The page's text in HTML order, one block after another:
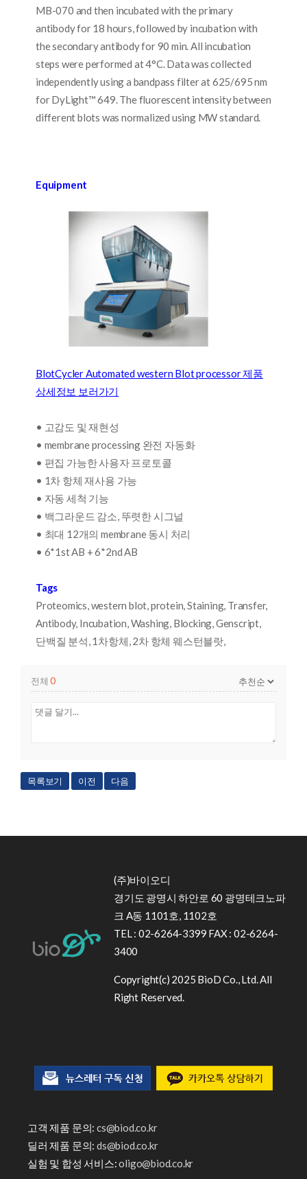
MB-070 and then incubated with the primary
antibody for 18 hours, followed by incubation with
the secondary antibody for 90 min. All incubation
steps were performed at 4°C. Data was collected
independently using a bandpass filter at 625/695 nm
for DyLight™ 649. The fluorescent intensity between
different blots was normalized using MW standard.
Equipment
BlotCycler Automated western Blot processor 제품
상세정보 보러가기
• 고감도 및 재현성
• membrane processing 완전 자동화
• 편집 가능한 사용자 프로토콜
• 1차 항체 재사용 가능
• 자동 세척 기능
• 백그라운드 감소, 뚜렷한 시그널
• 최대 12개의 membrane 동시 처리
• 6*1st AB + 6*2nd AB
Tags
Proteomics, western blot, protein, Staining, Transfer,
Antibody, Incubation, Washing, Blocking, Genscript,
단백질 분석, 1차항체, 2차 항체 웨스턴블랏,
전체0
목록보기 이전 다음
(주)바이오디
경기도 광명시 하안로 60 광명테크노파
크 A동 1101호, 1102호
TEL : 02-6264-3399 FAX : 02-6264-
3400
Copyright(c) 2025 BioD Co., Ltd. All
Right Reserved.
고객 제품 문의: cs@biod.co.kr
딜러 제품 문의: ds@biod.co.kr
실험 및 합성 서비스:oligo@biod.co.kr